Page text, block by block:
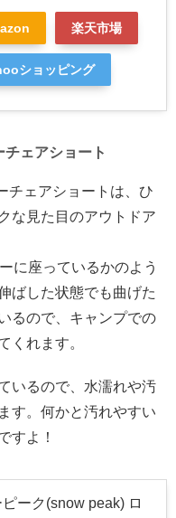
楽天市場
ショッピング
ェアショート
チェアショートは、ひ
な見た目のアウトドア
に座っているかのよう
ばした状態でも曲げた
るので、キャンプでの
くれます。
いるので、水濡れや汚
す。何かと汚れやすい
すよ！
ピーク(snow peak) ロ